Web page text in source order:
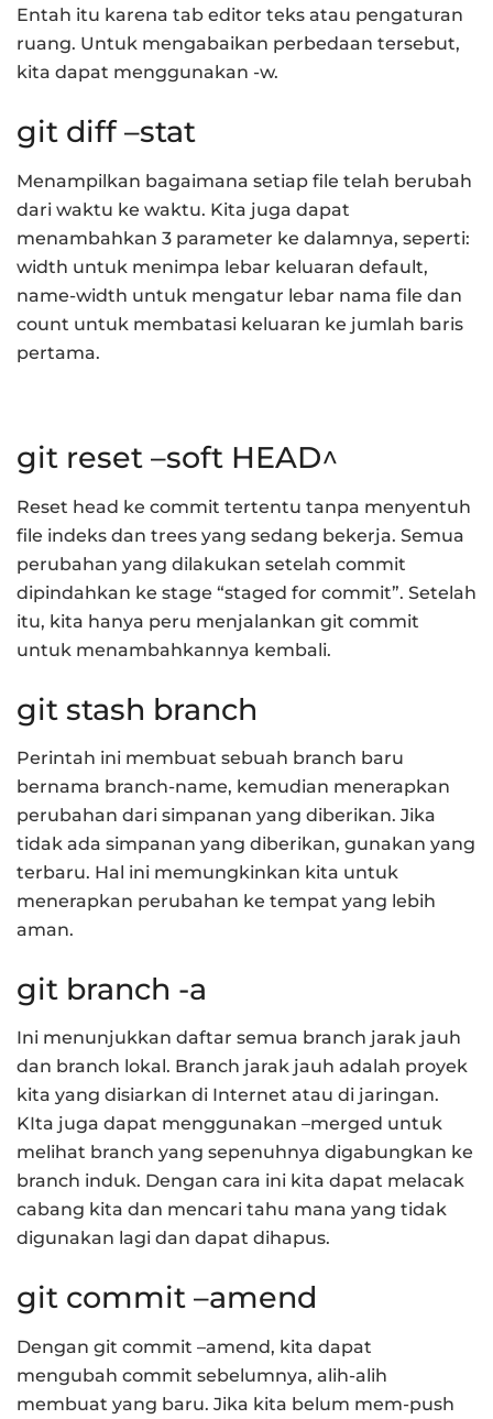
Entah itu karena tab editor teks atau pengaturan
ruang. Untuk mengabaikan perbedaan tersebut,
kita dapat menggunakan -w.
git diff –stat
Menampilkan bagaimana setiap file telah berubah
dari waktu ke waktu. Kita juga dapat
menambahkan 3 parameter ke dalamnya, seperti:
width untuk menimpa lebar keluaran default,
name-width untuk mengatur lebar nama file dan
count untuk membatasi keluaran ke jumlah baris
pertama.
git reset –soft HEAD^
Reset head ke commit tertentu tanpa menyentuh
file indeks dan trees yang sedang bekerja. Semua
perubahan yang dilakukan setelah commit
dipindahkan ke stage “staged for commit”. Setelah
itu, kita hanya peru menjalankan git commit
untuk menambahkannya kembali.
git stash branch
Perintah ini membuat sebuah branch baru
bernama branch-name, kemudian menerapkan
perubahan dari simpanan yang diberikan. Jika
tidak ada simpanan yang diberikan, gunakan yang
terbaru. Hal ini memungkinkan kita untuk
menerapkan perubahan ke tempat yang lebih
aman.
git branch -a
Ini menunjukkan daftar semua branch jarak jauh
dan branch lokal. Branch jarak jauh adalah proyek
kita yang disiarkan di Internet atau di jaringan.
KIta juga dapat menggunakan –merged untuk
melihat branch yang sepenuhnya digabungkan ke
branch induk. Dengan cara ini kita dapat melacak
cabang kita dan mencari tahu mana yang tidak
digunakan lagi dan dapat dihapus.
git commit –amend
Dengan git commit –amend, kita dapat
mengubah commit sebelumnya, alih-alih
membuat yang baru. Jika kita belum mem-push